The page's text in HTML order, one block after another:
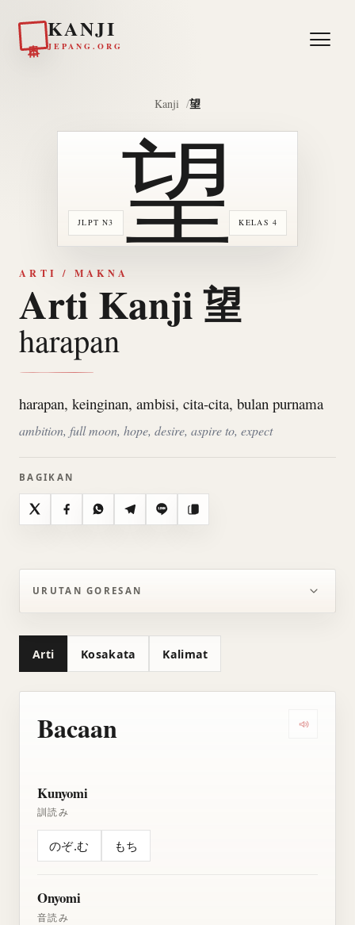
KANJI
JEPANG.ORG
Kanji 望
JLPT N3 KELAS 4
望
ARTI / MAKNA
Arti Kanji 望
harapan
harapan, keinginan, ambisi, cita-cita, bulan purnama
ambition, full moon, hope, desire, aspire to, expect
BAGIKAN
X FacebookWhatsAppTelegramLine Salin
URUTAN GORESAN
Arti Kosakata Kalimat
Bacaan
Kunyomi
訓読み
のぞ.む もち
Onyomi
音読み